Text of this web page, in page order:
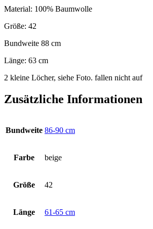
Material: 100% Baumwolle
Größe: 42
Bundweite 88 cm
Länge: 63 cm
2 kleine Löcher, siehe Foto. fallen nicht auf
Zusätzliche Informationen
Bundweite 86-90 cm
Farbe beige
Größe 42
Länge 61-65 cm